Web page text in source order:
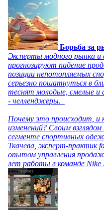
Борьба за
Эксперты модного рынка
прогнозируют падение
позиции непотопляемых
серьезно пошатнуться в
теснят молодые, смелые и
- челленджеры.
Почему это происходит, и
изменений? Своим
сегменте спортивных
Ткачева, эксперт-практик
опытом управления
лет работы в команде Nike